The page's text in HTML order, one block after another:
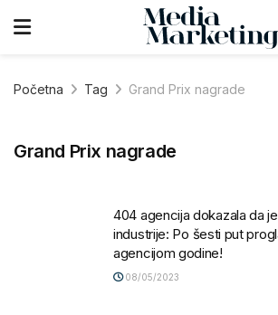
Početna Tag Grand Prix nagrade
Grand Prix nagrade
404 agencija dokazala da
industrije: Po šesti put
agencijom godine!
08/05/2023